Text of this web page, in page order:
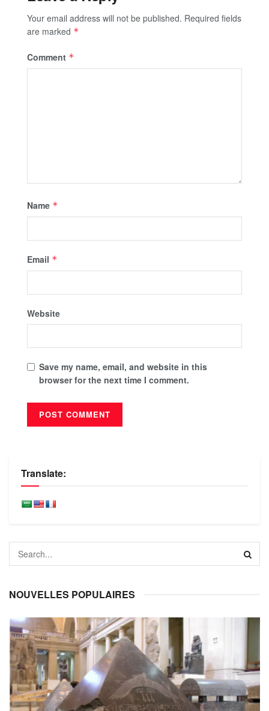
Your email address will not be published. Required fields
are marked *
Comment *
Name *
Email *
Website
Save my name, email, and website in this
browser for the next time I comment.
Translate:
NOUVELLES POPULAIRES